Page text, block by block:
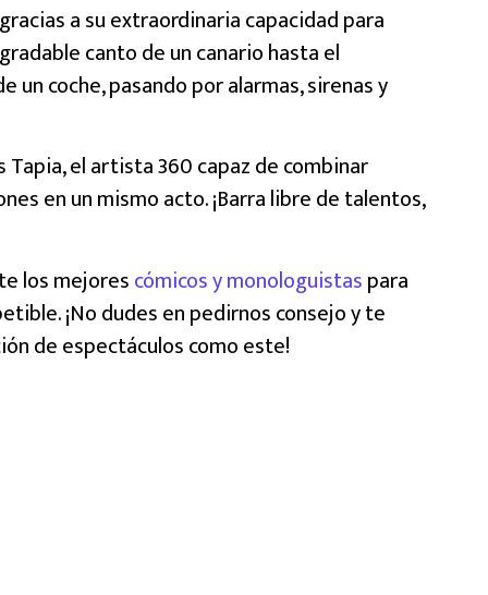
a su extraordinaria capacidad para
canto de un canario hasta el
coche, pasando por alarmas, sirenas y
el artista 360 capaz de combinar
en un mismo acto. ¡Barra libre de talentos,
los mejorescómicos y monologuistaspara
¡No dudes en pedirnos consejo y te
de espectáculos como este!